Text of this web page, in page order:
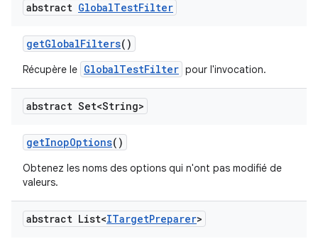
abstract GlobalTestFilter
getGlobalFilters()
Récupère le GlobalTestFilter pour l'invocation.
abstract Set<String>
getInopOptions()
Obtenez les noms des options qui n'ont pas modifié de
valeurs.
abstract List<ITargetPreparer>